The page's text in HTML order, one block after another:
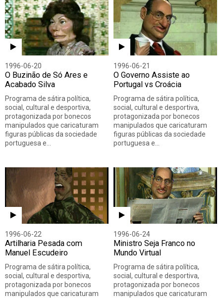
1996-06-20
O Buzinão de Só Ares e
Acabado Silva
Programa de sátira política,
social, cultural e desportiva,
protagonizada por bonecos
manipulados que caricaturam
figuras públicas da sociedade
portuguesa e…
1996-06-21
O Governo Assiste ao
Portugal vs Croácia
Programa de sátira política,
social, cultural e desportiva,
protagonizada por bonecos
manipulados que caricaturam
figuras públicas da sociedade
portuguesa e…
1996-06-22
Artilharia Pesada com
Manuel Escudeiro
Programa de sátira política,
social, cultural e desportiva,
protagonizada por bonecos
manipulados que caricaturam
1996-06-24
Ministro Seja Franco no
Mundo Virtual
Programa de sátira política,
social, cultural e desportiva,
protagonizada por bonecos
manipulados que caricaturam